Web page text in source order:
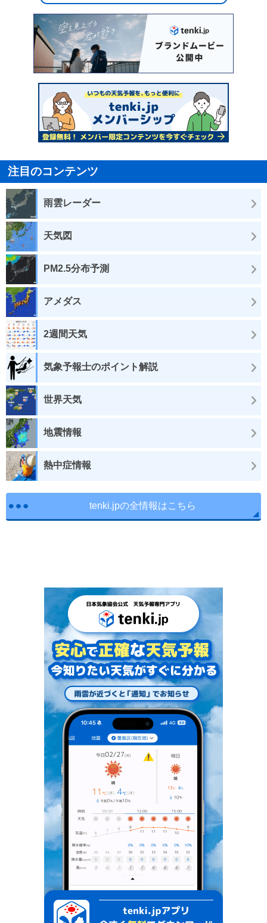
注目のコンテンツ
雨雲レーダー
天気図
PM2.5分布予測
アメダス
2週間天気
気象予報士のポイント解説
世界天気
地震情報
熱中症情報
tenki.jpの全情報はこちら